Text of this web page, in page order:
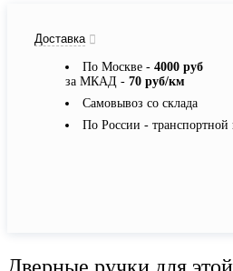
Доставка
По Москве - 4000 руб
за МКАД - 70 руб/км
Самовывоз со склада
По России - транспортной